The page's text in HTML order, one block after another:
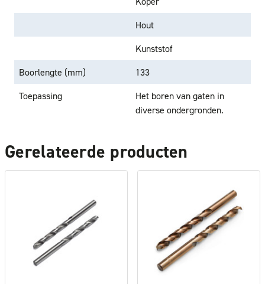
Hout
Kunststof
Boorlengte (mm)
133
Toepassing
Het boren van gaten in
diverse ondergronden.
Gerelateerde producten